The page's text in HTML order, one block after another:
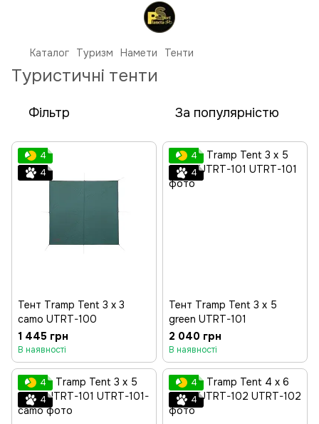
Каталог Туризм Намети Тенти
Туристичні тенти
Фільтр За популярністю
4
4
Тент Tramp Tent 3 х 3
camo UTRT-100
1 445 грн
В наявності
4
4
Тент Tramp Tent 3 х 5
green UTRT-101
2 040 грн
В наявності
4
4
4
4